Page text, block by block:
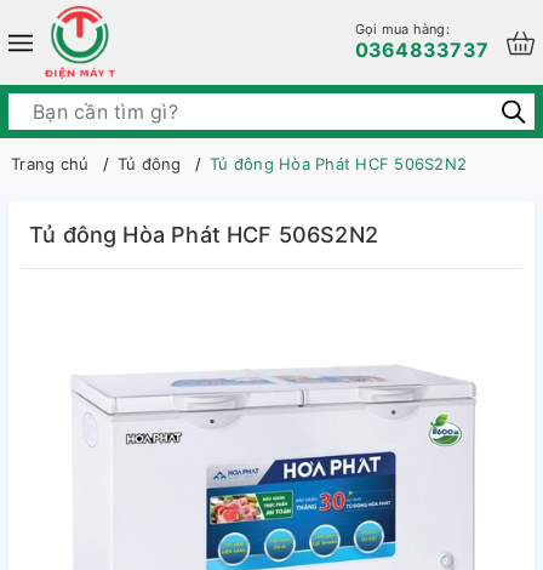
Gọi mua hàng:
0364833737
Trang chủ Tủ đông Tủ đông Hòa Phát HCF 506S2N2
Tủ đông Hòa Phát HCF 506S2N2